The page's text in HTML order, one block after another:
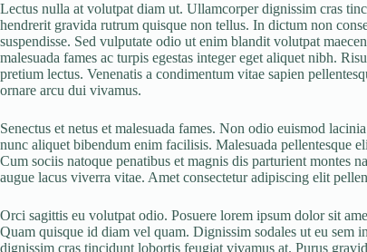
Lectus nulla at volutpat diam ut. Ullamcorper dignissim cras
hendrerit gravida rutrum quisque non tellus. In dictum non
suspendisse. Sed vulputate odio ut enim blandit volutpat
malesuada fames ac turpis egestas integer eget aliquet nibh.
pretium lectus. Venenatis a condimentum vitae sapien
ornare arcu dui vivamus.
Senectus et netus et malesuada fames. Non odio euismod
nunc aliquet bibendum enim facilisis. Malesuada pellentesque
Cum sociis natoque penatibus et magnis dis parturient montes
augue lacus viverra vitae. Amet consectetur adipiscing elit
Orci sagittis eu volutpat odio. Posuere lorem ipsum dolor sit
Quam quisque id diam vel quam. Dignissim sodales ut eu sem
dignissim cras tincidunt lobortis feugiat vivamus at. Purus